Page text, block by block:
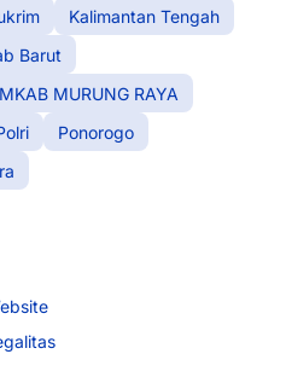
Kalimantan Tengah
Barut
MURUNG RAYA
Ponorogo